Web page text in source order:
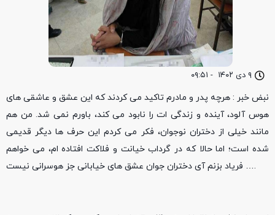
۹ دی ۱۴۰۲ - ۰۹:۵۱
نبض خبر : هرچه پدر و مادرم تاکید می کردند که این عشق و عاشقی های
هوس آلود، آینده و زندگی ات را نابود می کند، باورم نمی شد. من هم
مانند خیلی از دختران نوجوان، فکر می کردم این حرف ها دیگر قدیمی
شده است؛ اما حالا که در گرداب خیانت و فلاکت افتاده ام، می خواهم
فریاد بزنم آی دختران جوان عشق های خیابانی جز هوسرانی نیست ….